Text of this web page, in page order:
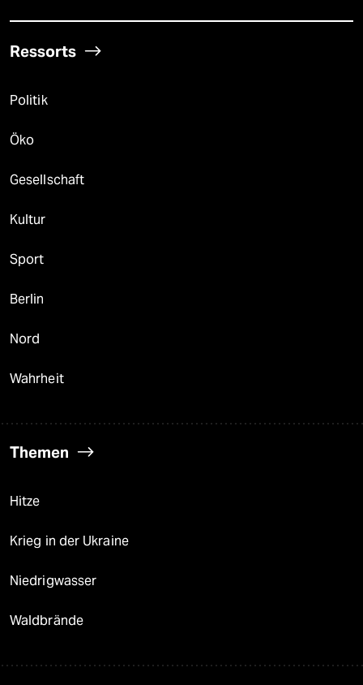
Ressorts
Politik
Öko
Gesellschaft
Kultur
Sport
Berlin
Nord
Wahrheit
Themen
Hitze
Krieg in der Ukraine
Niedrigwasser
Waldbrände